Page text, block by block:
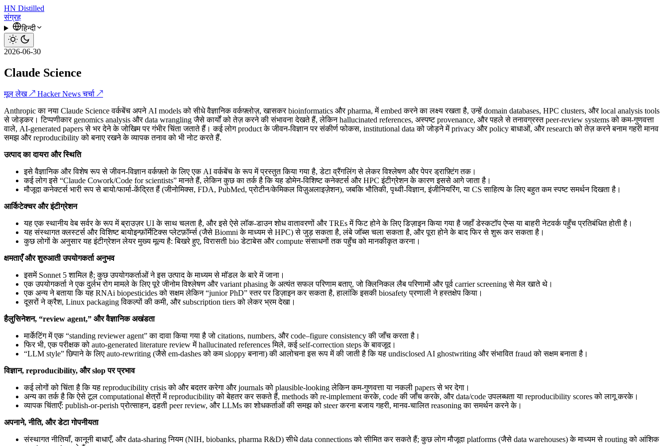
HN Distilled
संग्रह
हिन्दी
2026-06-30
Claude Science
मूल लेख ↗ Hacker News चर्चा ↗
Anthropic का नया Claude Science वर्कबेंच अपने AI models को सीधे वैज्ञानिक वर्कफ़्लोज़, खासकर bioinformatics और pharma, में embed करने का लक्ष्य रखता है, उन्हें domain databases, HPC clusters, और local analysis tools
से जोड़कर। टिप्पणीकार genomics analysis और data wrangling जैसे कार्यों को तेज़ करने की संभावना देखते हैं, लेकिन hallucinated references, अस्पष्ट provenance, और पहले से तनावग्रस्त peer-review systems को कम-गुणवत्ता
वाले, AI-generated papers से भर देने के जोखिम पर गंभीर चिंता जताते हैं। कई लोग product के जीवन-विज्ञान पर संकीर्ण फोकस, institutional data को जोड़ने में privacy और policy बाधाओं, और research को तेज़ करने बनाम गहरी मानव
समझ और reproducibility को बनाए रखने के व्यापक तनाव को भी नोट करते हैं.
उत्पाद का दायरा और स्थिति
इसे वैज्ञानिक और विशेष रूप से जीवन-विज्ञान वर्कफ़्लो के लिए एक AI वर्कबेंच के रूप में प्रस्तुत किया गया है, डेटा व्रैंगलिंग से लेकर विश्लेषण और पेपर ड्राफ़्टिंग तक।
कई लोग इसे “Claude Cowork/Code for scientists” मानते हैं, लेकिन कुछ का तर्क है कि यह डोमेन-विशिष्ट कनेक्टर्स और HPC इंटीग्रेशन के कारण इससे आगे जाता है।
मौजूदा कनेक्टर्स भारी रूप से बायो/फार्मा-केंद्रित हैं (जीनोमिक्स, FDA, PubMed, प्रोटीन/केमिकल विज़ुअलाइज़ेशन), जबकि भौतिकी, पृथ्वी-विज्ञान, इंजीनियरिंग, या CS साहित्य के लिए बहुत कम स्पष्ट समर्थन दिखता है।
आर्किटेक्चर और इंटीग्रेशन
यह एक स्थानीय वेब सर्वर के रूप में ब्राउज़र UI के साथ चलता है, और इसे ऐसे लॉक-डाउन शोध वातावरणों और TREs में फिट होने के लिए डिज़ाइन किया गया है जहाँ डेस्कटॉप ऐप्स या बाहरी नेटवर्क पहुँच प्रतिबंधित होती है।
यह संस्थागत क्लस्टर्स और विशिष्ट बायोइन्फ़ॉर्मेटिक्स प्लेटफ़ॉर्म्स (जैसे Biomni के माध्यम से HPC) से जुड़ सकता है, लंबे जॉब्स चला सकता है, और पूरा होने के बाद फिर से शुरू कर सकता है।
कुछ लोगों के अनुसार यह इंटीग्रेशन लेयर मुख्य मूल्य है: बिखरे हुए, विरासती bio डेटाबेस और compute संसाधनों तक पहुँच को मानकीकृत करना।
क्षमताएँ और शुरुआती उपयोगकर्ता अनुभव
इसमें Sonnet 5 शामिल है; कुछ उपयोगकर्ताओं ने इस उत्पाद के माध्यम से मॉडल के बारे में जाना।
एक उपयोगकर्ता ने एक दुर्लभ रोग मामले के लिए पूरे जीनोम विश्लेषण और variant phasing के अत्यंत सफल परिणाम बताए, जो क्लिनिकल लैब परिणामों और पूर्व carrier screening से मेल खाते थे।
एक अन्य ने बताया कि यह RNAi biopesticides को सक्षम लेकिन “junior PhD” स्तर पर डिज़ाइन कर सकता है, हालांकि इसकी biosafety प्रणाली ने हस्तक्षेप किया।
दूसरों ने क्रैश, Linux packaging विकल्पों की कमी, और subscription tiers को लेकर भ्रम देखा।
हैलुसिनेशन, “review agent,” और वैज्ञानिक अखंडता
मार्केटिंग में एक “standing reviewer agent” का दावा किया गया है जो citations, numbers, और code–figure consistency की जाँच करता है।
फिर भी, एक परीक्षक को auto-generated literature review में hallucinated references मिले, कई self-correction steps के बावजूद।
“LLM style” छिपाने के लिए auto-rewriting (जैसे em-dashes को कम sloppy बनाना) की आलोचना इस रूप में की जाती है कि यह undisclosed AI ghostwriting और संभावित fraud को सक्षम बनाता है।
विज्ञान, reproducibility, और slop पर प्रभाव
कई लोगों को चिंता है कि यह reproducibility crisis को और बदतर करेगा और journals को plausible-looking लेकिन कम-गुणवत्ता या नकली papers से भर देगा।
अन्य का तर्क है कि ऐसे टूल computational क्षेत्रों में reproducibility को बेहतर कर सकते हैं, methods को re-implement करके, code की जाँच करके, और data/code उपलब्धता या reproducibility scores को लागू करके।
व्यापक चिंताएँ: publish-or-perish प्रोत्साहन, ढहती peer review, और LLMs का शोधकर्ताओं की समझ को steer करना बजाय गहरी, मानव-चालित reasoning का समर्थन करने के।
अपनाने, नीति, और डेटा गोपनीयता
संस्थागत नीतियाँ, कानूनी बाधाएँ, और data-sharing नियम (NIH, biobanks, pharma R&D) सीधे data connections को सीमित कर सकते हैं; कुछ लोग मौजूदा platforms (जैसे data warehouses) के माध्यम से routing को आंशिक